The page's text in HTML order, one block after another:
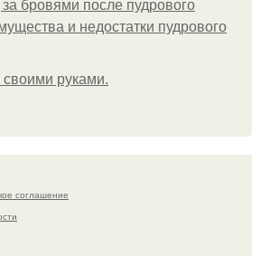
бровями после пудрового
и недостатки пудрового
руками.
соглашение